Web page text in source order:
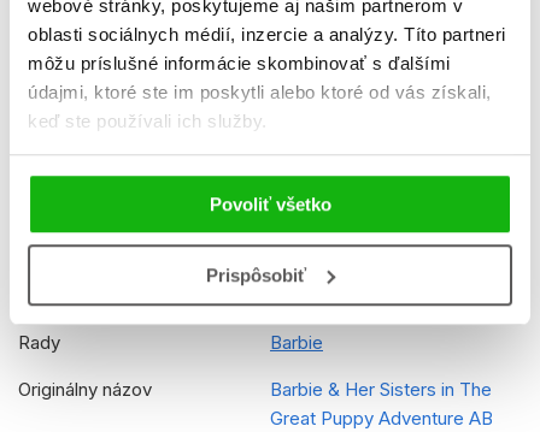
webové stránky, poskytujeme aj našim partnerom v
oblasti sociálnych médií, inzercie a analýzy. Títo partneri
môžu príslušné informácie skombinovať s ďalšími
údajmi, ktoré ste im poskytli alebo ktoré od vás získali,
keď ste používali ich služby.
Povoliť všetko
Prispôsobiť
Ukážka.jpg
Ukážka.pdf
Dátum vydania
Formát 205x295 mm
0,15 kg
Jazyk slovenčina
Rady Barbie
Originálny názov
Barbie & Her Sisters in The
Great Puppy Adventure AB